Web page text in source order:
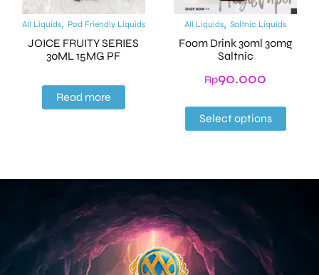
All Liquids, Pod Friendly Liquids
JOICE FRUITY SERIES
30ML 15MG PF
Read more
All Liquids,Saltnic Liquids
Foom Drink 30ml 30mg
Saltnic
Rp90.000
Select options